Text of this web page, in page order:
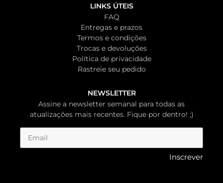
LINKS ÚTEIS
FAQ
Entregas e prazos
Termos e condições
Trocas e devoluções
Política de privacidade
Rastreie seu pedido
NEWSLETTER
Assine a newsletter semanal para todas as
atualizações mais recentes. Fique por dentro! ;)
Inscrever